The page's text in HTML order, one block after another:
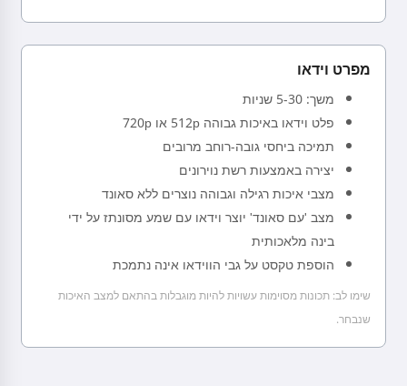
מפרט וידאו
משך: 5-30 שניות
פלט וידאו באיכות גבוהה 512p או 720p
תמיכה ביחסי גובה-רוחב מרובים
יצירה באמצעות רשת נוירונים
מצבי איכות רגילה וגבוהה נוצרים ללא סאונד
מצב 'עם סאונד' יוצר וידאו עם שמע מסונתז על ידי
בינה מלאכותית
הוספת טקסט על גבי הווידאו אינה נתמכת
שימו לב: תכונות מסוימות עשויות להיות מוגבלות בהתאם למצב האיכות
שנבחר.